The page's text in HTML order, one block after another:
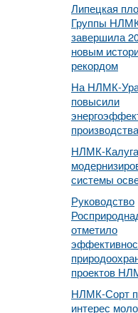
Липецкая
Группы
завершила
новым
рекордом
На НЛМК-
повысили
производства
НЛМК-Калуга
системы
Руководство
отметило
проектов
НЛМК-Сорт
интерес